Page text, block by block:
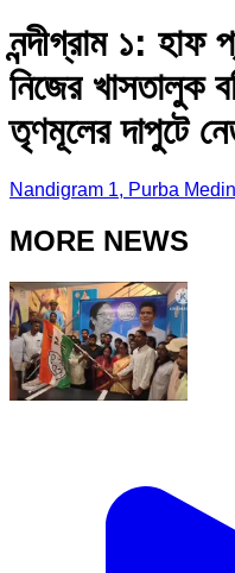
নন্দীগ্রাম ১: হাফ
নিজের খাসতালুক
তৃণমূলের দাপুটে
Nandigram 1, Purba
MORE NEWS